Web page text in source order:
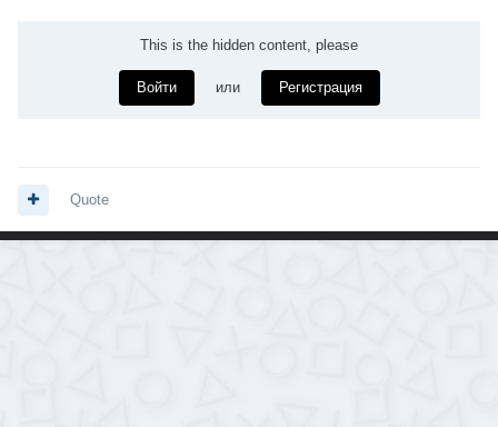
This is the hidden content, please
Войти или Регистрация
Quote